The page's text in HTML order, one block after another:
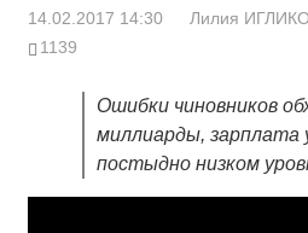
14.02.2017 14:30 Лилия
1139
Ошибки чиновников
миллиарды, зарплата
постыдно низком